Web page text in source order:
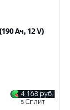
Ач, 12 V)
4 168 руб.
в Сплит